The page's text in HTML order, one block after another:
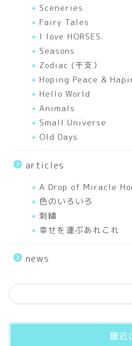
Sceneries
Fairy Tales
I love HORSES.
Seasons
Zodiac (干支）
Hoping Peace &
Hello World
Animals
Small Universe
Old Days
articles
A Drop of Miracle
色のいろいろ
刺繍
幸せを運ぶあれこれ
news
最近